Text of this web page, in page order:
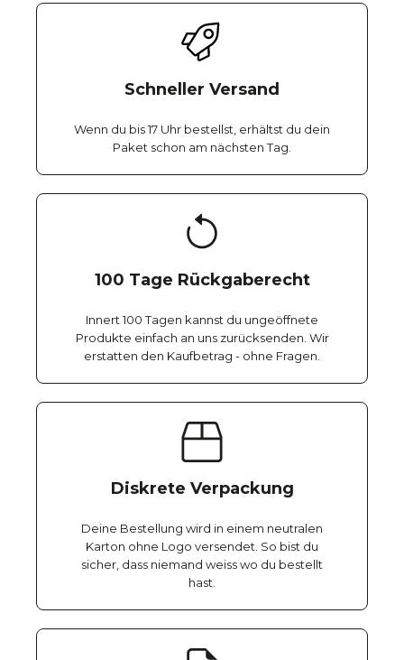
Schneller Versand
Wenn du bis 17 Uhr bestellst, erhältst du dein
Paket schon am nächsten Tag.
100 Tage Rückgaberecht
Innert 100 Tagen kannst du ungeöffnete
Produkte einfach an uns zurücksenden. Wir
erstatten den Kaufbetrag - ohne Fragen.
Diskrete Verpackung
Deine Bestellung wird in einem neutralen
Karton ohne Logo versendet. So bist du
sicher, dass niemand weiss wo du bestellt
hast.